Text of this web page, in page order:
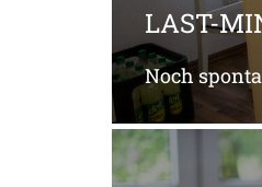
LAST-
Noch